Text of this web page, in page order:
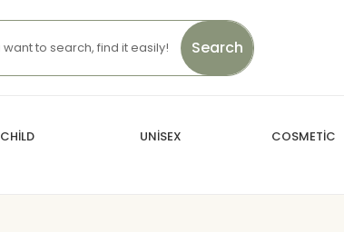
Search
CHİLD UNİSEX COSMETİC